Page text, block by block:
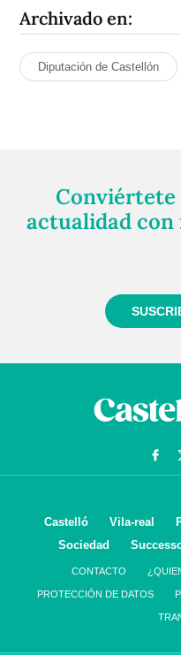
Archivado en:
Diputación de Castellón
Conviértete
actualidad
Castelló Vila-real
Sociedad
CONTACTO
PROTECCIÓN DE DATOS